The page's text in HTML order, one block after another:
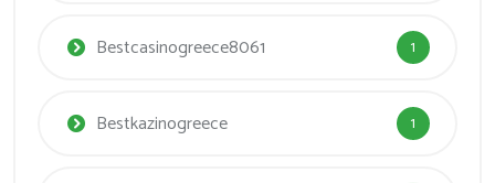
Bestcasinogreece8061 1
Bestkazinogreece 1